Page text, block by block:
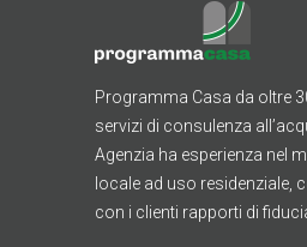
Programma Casa da oltre
servizi di consulenza
Agenzia ha esperienza nel
locale ad uso residenziale,
con i clienti rapporti di